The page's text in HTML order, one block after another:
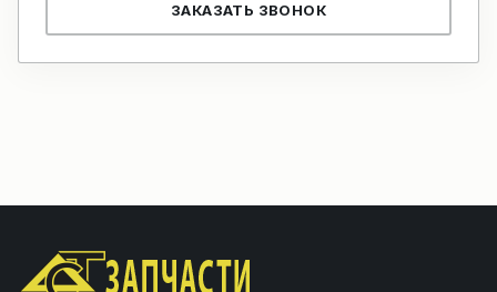
ЗАКАЗАТЬ ЗВОНОК